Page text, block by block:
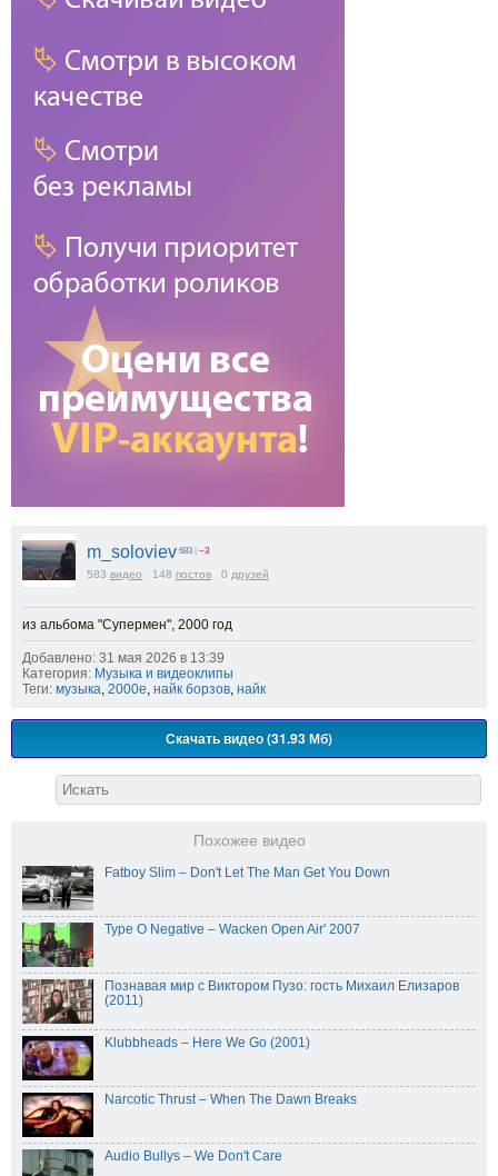
m_soloviev 683 −3
583 видео 148 постов 0 друзей
из альбома "Супермен", 2000 год
Добавлено: 31 мая 2026 в 13:39
Категория: Музыка и видеоклипы
Теги: музыка, 2000е, найк борзов, найк
Скачать видео (31.93 Мб)
Похожее видео
Fatboy Slim – Don't Let The Man Get You Down
Type O Negative – Wacken Open Air' 2007
Познавая мир с Виктором Пузо: гость Михаил Елизаров
(2011)
Klubbheads – Here We Go (2001)
Narcotic Thrust – When The Dawn Breaks
Audio Bullys – We Don't Care